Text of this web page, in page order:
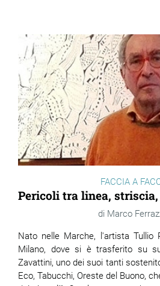
FACCIA A
Pericoli tra linea,
Marco
Nato nelle Marche, l'artista Tullio
Milano, dove si è trasferito su
Zavattini, uno dei suoi tanti
Eco, Tabucchi, Oreste del Buono,